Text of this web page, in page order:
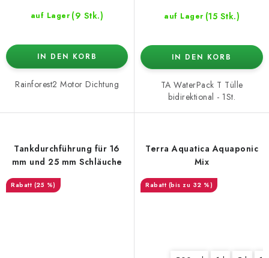
auf Lager (9 Stk.)
IN DEN KORB
Rainforest2 Motor Dichtung
auf Lager (15 Stk.)
IN DEN KORB
TA WaterPack T Tülle
bidirektional - 1St.
Tankdurchführung für 16
mm und 25 mm Schläuche
(25 %)
Terra Aquatica Aquaponic
Mix
(bis zu 32 %)